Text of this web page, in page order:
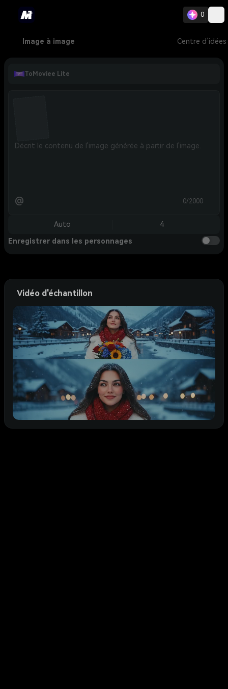
0
Image à image Centre d’idées
ToMoviee Lite
@ 0/2000
Auto 4
Enregistrer dans les personnages
Vidéo d'échantillon